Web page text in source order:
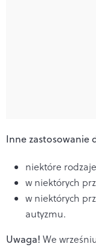
Inne zastosowanie
niektóre
w niektórych
w niektórych
autyzmu.
Uwaga! We